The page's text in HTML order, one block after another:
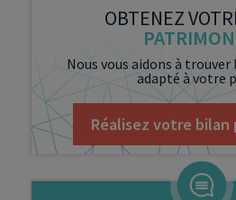
son crédit immobilier
PEA
Loi Madelin
SCPI
Le guide de la loi
Simulation prêt immobilier
Nos vidéos
Nos Podcasts
OBTENEZ
Nous vous aidons à
adapté à votre
Réalisez votre bilan